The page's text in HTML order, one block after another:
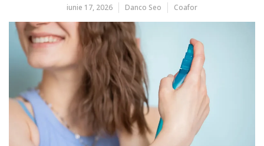
iunie 17, 2026 Danco Seo Coafor